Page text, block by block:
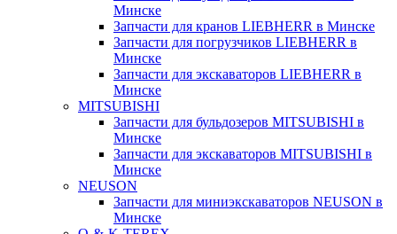
Минске
Запчасти для кранов LIEBHERR в Минске
Запчасти для погрузчиков LIEBHERR в
Минске
Запчасти для экскаваторов LIEBHERR в
Минске
MITSUBISHI
Запчасти для бульдозеров MITSUBISHI в
Минске
Запчасти для экскаваторов MITSUBISHI в
Минске
NEUSON
Запчасти для миниэкскаваторов NEUSON в
Минске